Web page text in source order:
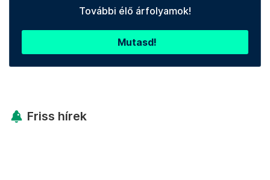
További élő árfolyamok!
Mutasd!
Friss hírek